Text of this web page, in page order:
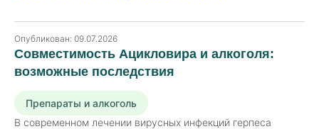
Совместимость Ацикловира и алкоголя:
возможные последствия
Опубликован: 09.07.2026
Препараты и алкоголь
В современном лечении вирусных инфекций герпеса